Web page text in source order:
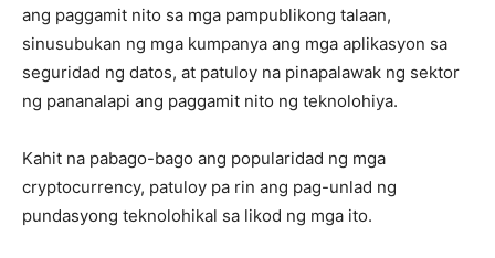
ang paggamit nito sa mga pampublikong talaan,
sinusubukan ng mga kumpanya ang mga aplikasyon sa
seguridad ng datos, at patuloy na pinapalawak ng sektor
ng pananalapi ang paggamit nito ng teknolohiya.
Kahit na pabago-bago ang popularidad ng mga
cryptocurrency, patuloy pa rin ang pag-unlad ng
pundasyong teknolohikal sa likod ng mga ito.